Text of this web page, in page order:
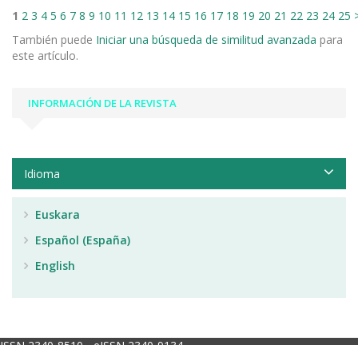
1 2 3 4 5 6 7 8 9 10 11 12 13 14 15 16 17 18 19 20 21 22 23 24 25
También puede Iniciar una búsqueda de similitud avanzada para
este artículo.
INFORMACIÓN DE LA REVISTA
Idioma
Euskara
Español (España)
English